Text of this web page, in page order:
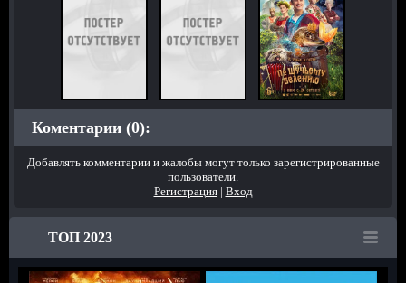
Коментарии (0):
Добавлять комментарии и жалобы могут только зарегистрированные
пользователи.
Регистрация| Вход
ТОП 2023